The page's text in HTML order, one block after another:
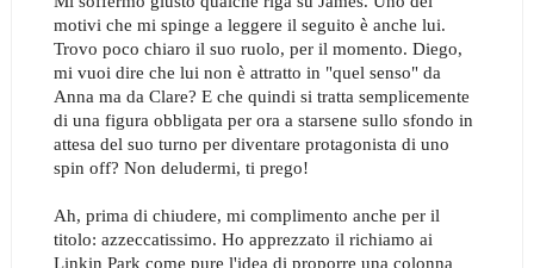
motivi che mi spinge a leggere il seguito è anche lui.
Trovo poco chiaro il suo ruolo, per il momento. Diego,
mi vuoi dire che lui non è attratto in "quel senso" da
Anna ma da Clare? E che quindi si tratta semplicemente
di una figura obbligata per ora a starsene sullo sfondo in
attesa del suo turno per diventare protagonista di uno
spin off? Non deludermi, ti prego!
Ah, prima di chiudere, mi complimento anche per il
titolo: azzeccatissimo. Ho apprezzato il richiamo ai
Linkin Park come pure l'idea di proporre una colonna